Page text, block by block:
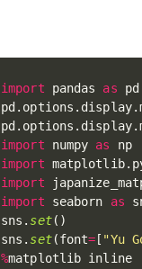
import pandas as pd
pd . options . display.
pd . options . display.
import numpy as
np
import matplotlib.
import
import seaborn as
sns . set( )
sns . set(font= [ "Yu
%
matplotlib inline